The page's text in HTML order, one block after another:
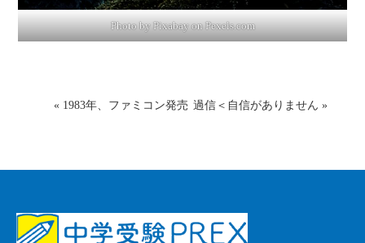
Photo by Pixabay onPexels.com
« 1983年、ファミコン発売 過信＜自信がありません »